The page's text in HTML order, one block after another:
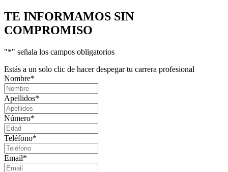
TE INFORMAMOS SIN
COMPROMISO
"*" señala los campos obligatorios
Estás a un solo clic de hacer despegar tu carrera profesional
Nombre*
Apellidos*
Número*
Teléfono*
Email*